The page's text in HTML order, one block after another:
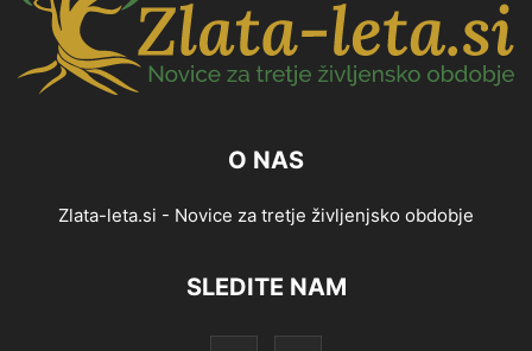
O NAS
Zlata-leta.si - Novice za tretje življenjsko obdobje
SLEDITE NAM